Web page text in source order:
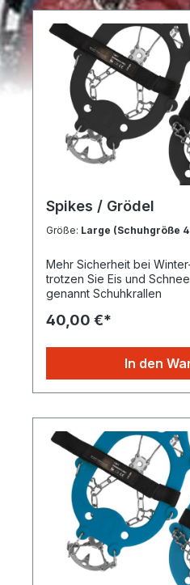
Spikes / Grödel
Größe: Large (Schuhgröße
Mehr Sicherheit bei
trotzen Sie Eis und
genannt Schuhkrallen
40,00 €*
In den